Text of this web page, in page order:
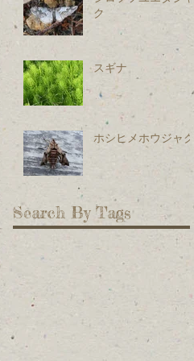
ク
スギナ
ホシヒメホウジャク
Search By Tags